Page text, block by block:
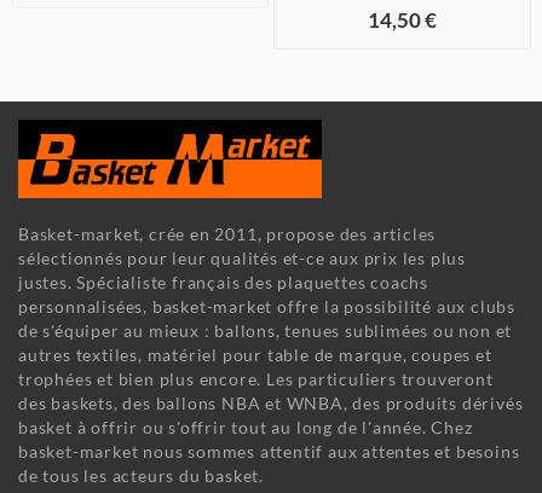
14,50 €
Basket-market, crée en 2011, propose des articles
sélectionnés pour leur qualités et-ce aux prix les plus
justes. Spécialiste français des plaquettes coachs
personnalisées, basket-market offre la possibilité aux clubs
de s'équiper au mieux : ballons, tenues sublimées ou non et
autres textiles, matériel pour table de marque, coupes et
trophées et bien plus encore. Les particuliers trouveront
des baskets, des ballons NBA et WNBA, des produits dérivés
basket à offrir ou s'offrir tout au long de l'année. Chez
basket-market nous sommes attentif aux attentes et besoins
de tous les acteurs du basket.